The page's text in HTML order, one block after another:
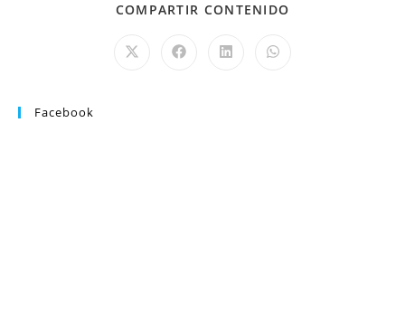
COMPARTIR CONTENIDO
Facebook